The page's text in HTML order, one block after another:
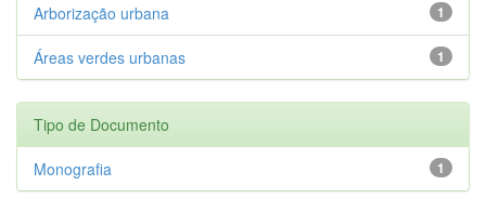
1
Arborização urbana
1
Áreas verdes urbanas
Tipo de Documento
1
Monografia